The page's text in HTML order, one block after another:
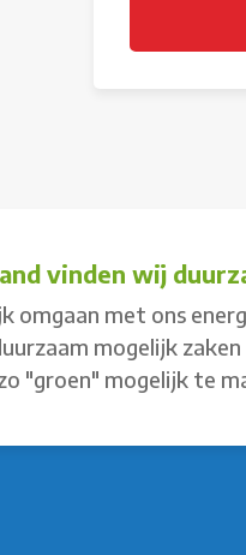
vinden wij
omgaan met ons
mogelijk
"groen" mogelijk te